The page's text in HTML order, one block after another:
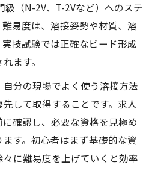
級（N-2V、T-2Vなど）へのステ
易度は、溶接姿勢や材質、溶
技試験では正確なビード形成
ます。
分の現場でよく使う溶接方法
して取得することです。求人
確認し、必要な資格を見極め
す。初心者はまず基礎的な資
に難易度を上げていくと効率